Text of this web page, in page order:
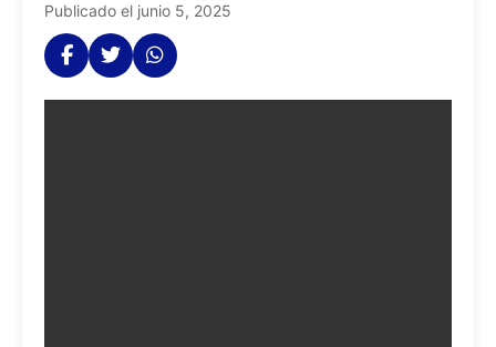
Publicado el junio 5, 2025